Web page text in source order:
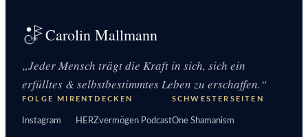
Carolin Mallmann
„Jeder Mensch trägt die Kraft in sich, sich ein
erfülltes & selbstbestimmtes Leben zu erschaffen.“
FOLGE MIR
Instagram
ENTDECKEN
HERZvermögen Podcast
SCHWESTERSEITEN
One Shamanism